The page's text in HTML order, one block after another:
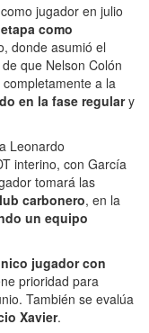
jugador en julio
como
donde asumió el
que Nelson Colón
a la
en la fase regulary
Leonardo
interino, con García
tomará las
carbonero, en la
un equipo
jugador con
prioridad para
También se evalúa
Xavier.